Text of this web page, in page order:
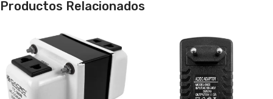
Productos Relacionados